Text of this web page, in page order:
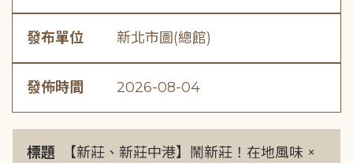
發布單位 新北市圖(總館)
發佈時間 2026-08-04
標題
【新莊、新莊中港】鬧新莊！在地風味 ×